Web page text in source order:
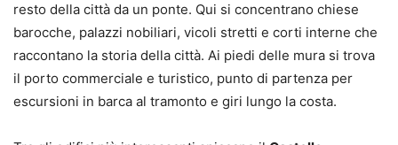
resto della città da un ponte. Qui si concentrano chiese
barocche, palazzi nobiliari, vicoli stretti e corti interne che
raccontano la storia della città. Ai piedi delle mura si trova
il porto commerciale e turistico, punto di partenza per
escursioni in barca al tramonto e giri lungo la costa.